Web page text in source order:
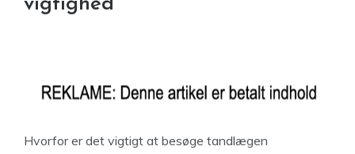
vigtighed
Hvorfor er det vigtigt at besøge tandlægen